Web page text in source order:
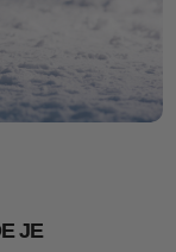
JE